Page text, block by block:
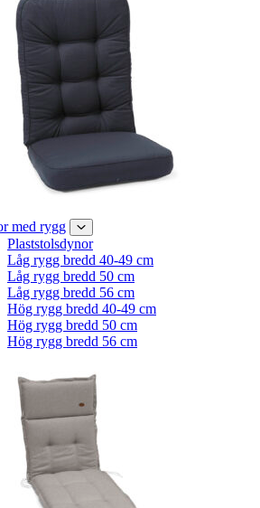
med rygg
Plaststolsdynor
Låg rygg bredd 40-49 cm
Låg rygg bredd 50 cm
Låg rygg bredd 56 cm
Hög rygg bredd 40-49 cm
Hög rygg bredd 50 cm
Hög rygg bredd 56 cm